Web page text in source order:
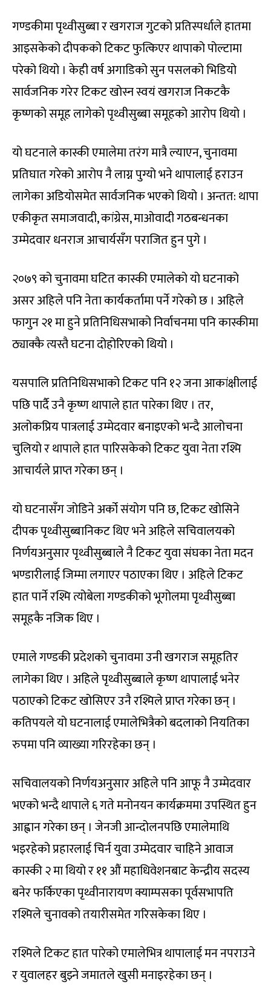
गण्डकीमा पृथ्वीसुब्बा र खगराज गुटको प्रतिस्पर्धाले हातमा
आइसकेको दीपकको टिकट फुत्किएर थापाको पोल्टामा
परेको थियो । केही वर्ष अगाडिको सुन पसलको भिडियो
सार्वजनिक गरेर टिकट खोस्न स्वयं खगराज निकटकै
कृष्णको समूह लागेको पृथ्वीसुब्बा समूहको आरोप थियो ।
यो घटनाले कास्की एमालेमा तरंग मात्रै ल्याएन, चुनावमा
प्रतिघात गरेको आरोप नै लाग्न पुग्यो भने थापालाई हराउन
लागेका अडियोसमेत सार्वजनिक भएको थियो । अन्तत: थापा
एकीकृत समाजवादी, कांग्रेस, माओवादी गठबन्धनका
उम्मेदवार धनराज आचार्यसँग पराजित हुन पुगे ।
२०७९ को चुनावमा घटित कास्की एमालेको यो घटनाको
असर अहिले पनि नेता कार्यकर्तामा पर्ने गरेको छ । अहिले
फागुन २१ मा हुने प्रतिनिधिसभाको निर्वाचनमा पनि कास्कीमा
ठ्याक्कै त्यस्तै घटना दोहोरिएको थियो ।
यसपालि प्रतिनिधिसभाको टिकट पनि १२ जना आकांक्षीलाई
पछि पार्दै उनै कृष्ण थापाले हात पारेका थिए । तर,
अलोकप्रिय पात्रलाई उम्मेदवार बनाइएको भन्दै आलोचना
चुलियो र थापाले हात पारिसकेको टिकट युवा नेता रश्मि
आचार्यले प्राप्त गरेका छन् ।
यो घटनासँग जोडिने अर्को संयोग पनि छ, टिकट खोसिने
दीपक पृथ्वीसुब्बानिकट थिए भने अहिले सचिवालयको
निर्णयअनुसार पृथ्वीसुब्बाले नै टिकट युवा संघका नेता मदन
भण्डारीलाई जिम्मा लगाएर पठाएका थिए । अहिले टिकट
हात पार्ने रश्मि त्योबेला गण्डकीको भूगोलमा पृथ्वीसुब्बा
समूहकै नजिक थिए ।
एमाले गण्डकी प्रदेशको चुनावमा उनी खगराज समूहतिर
लागेका थिए । अहिले पृथ्वीसुब्बाले कृष्ण थापालाई भनेर
पठाएको टिकट खोसिएर उनै रश्मिले प्राप्त गरेका छन् ।
कतिपयले यो घटनालाई एमालेभित्रैको बदलाको नियतिका
रुपमा पनि व्याख्या गरिरहेका छन् ।
सचिवालयको निर्णयअनुसार अहिले पनि आफू नै उम्मेदवार
भएको भन्दै थापाले ६ गते मनोनयन कार्यक्रममा उपस्थित हुन
आह्वान गरेका छन् । जेनजी आन्दोलनपछि एमालेमाथि
भइरहेको प्रहारलाई चिर्न युवा उम्मेदवार चाहिने आवाज
कास्की २ मा थियो र ११ औं महाधिवेशनबाट केन्द्रीय सदस्य
बनेर फर्किएका पृथ्वीनारायण क्याम्पसका पूर्वसभापति
रश्मिले चुनावको तयारीसमेत गरिसकेका थिए ।
रश्मिले टिकट हात पारेको एमालेभित्र थापालाई मन नपराउने
र युवालहर बुझ्ने जमातले खुसी मनाइरहेका छन् ।